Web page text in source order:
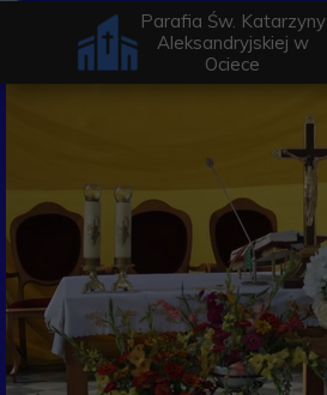
Parafia Św. Katarzyny
Aleksandryjskiej w
Ociece